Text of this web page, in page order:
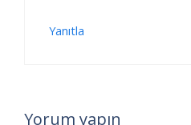
Yanıtla
Yorum yapın